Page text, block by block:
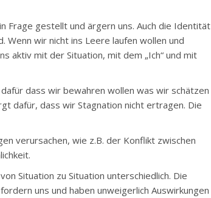
Frage gestellt und ärgern uns. Auch die Identität
wir nicht ins Leere laufen wollen und
aktiv mit der Situation, mit dem „Ich“ und mit
dass wir bewahren wollen was wir schätzen
dafür, dass wir Stagnation nicht ertragen. Die
verursachen, wie z.B. der Konflikt zwischen
Situation zu Situation unterschiedlich. Die
uns und haben unweigerlich Auswirkungen